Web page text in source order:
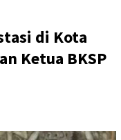
di Kota
Ketua BKSP